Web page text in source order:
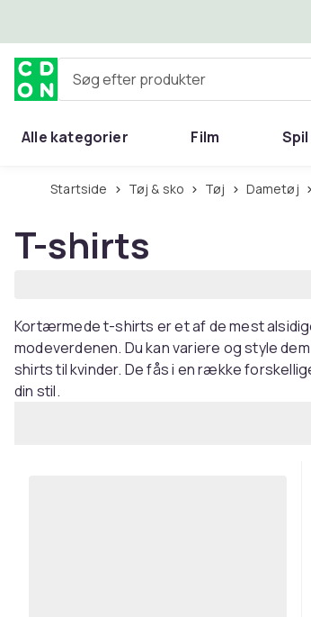
Søg efter produkter
Alle kategorier Film
Hjem & have
Startside Tøj & sko Tøj Dametøj
T-shirts
Kortærmede t-shirts er et af de mest
modeverdenen. Du kan variere og style
shirts til kvinder. De fås i en række
din stil.